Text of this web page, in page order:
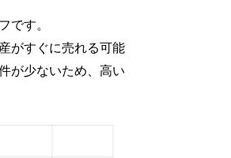
す。
がすぐに売れる可能
が少ないため、高い